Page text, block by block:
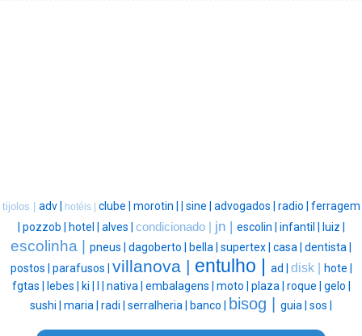
tijolos | adv | hotéis | clube | morotin | sine | advogados | radio | ferragem
pozzob | hotel | alves | condicionado | jn | escolin | infantil | luiz |
escolinha | pneus | dagoberto | bella | supertex | casa | dentista |
postos | parafusos | villanova | entulho | ad | disk |
hote |
fgtas |
lebes | ki | nativa | embalagens | moto | plaza | roque | gelo |
sushi | maria | radi | serralheria | banco | bisog | guia | sos |